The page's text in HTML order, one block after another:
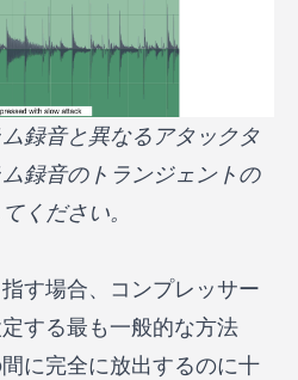
録音と異なるアタックタ
録音のトランジェントの
ください。
す場合、コンプレッサー
する最も一般的な方法
に完全に放出するのに十